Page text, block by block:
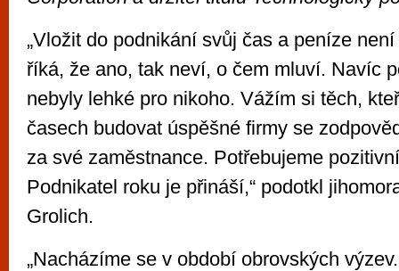
„Vložit do podnikání svůj čas a peníze
říká, že ano, tak neví, o čem mluví. Navíc
nebyly lehké pro nikoho. Vážím si těch,
časech budovat úspěšné firmy se
za své zaměstnance. Potřebujeme
Podnikatel roku je přináší,“ podotkl
Grolich.
„Nacházíme se v období obrovských